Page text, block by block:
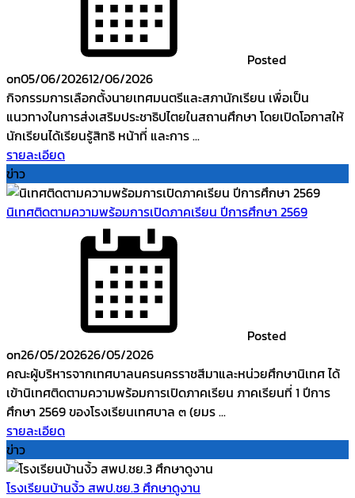
Posted
on05/06/202612/06/2026
กิจกรรมการเลือกตั้งนายเทศมนตรีและสภานักเรียน เพื่อเป็น
แนวทางในการส่งเสริมประชาธิปไตยในสถานศึกษา โดยเปิดโอกาสให้
นักเรียนได้เรียนรู้สิทธิ หน้าที่ และการ ...
รายละเอียด
ข่าว
นิเทศติดตามความพร้อมการเปิดภาคเรียน ปีการศึกษา 2569
Posted
on26/05/202626/05/2026
คณะผู้บริหารจากเทศบาลนครนครราชสีมาและหน่วยศึกษานิเทศ ได้
เข้านิเทศติดตามความพร้อมการเปิดภาคเรียน ภาคเรียนที่ 1 ปีการ
ศึกษา 2569 ของโรงเรียนเทศบาล ๓ (ยมร ...
รายละเอียด
ข่าว
โรงเรียนบ้านงิ้ว สพป.ชย.3 ศึกษาดูงาน